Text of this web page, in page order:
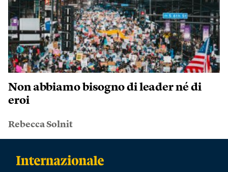
Non abbiamo bisogno di leader né di
eroi
Rebecca Solnit